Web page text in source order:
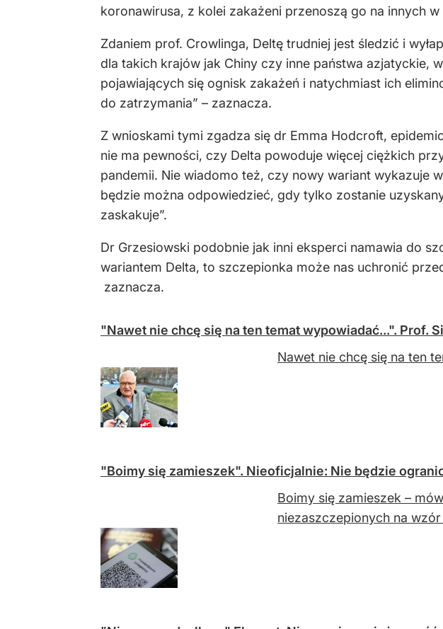
koronawirusa, z kolei zakażeni przenoszą go na innych
Zdaniem prof. Crowlinga, Deltę trudniej jest śledzić i
dla takich krajów jak Chiny czy inne państwa azjatyckie,
pojawiających się ognisk zakażeń i natychmiast ich
do zatrzymania” – zaznacza.
Z wnioskami tymi zgadza się dr Emma Hodcroft,
nie ma pewności, czy Delta powoduje więcej ciężkich
pandemii. Nie wiadomo też, czy nowy wariant wykazuje
będzie można odpowiedzieć, gdy tylko zostanie
zaskakuje”.
Dr Grzesiowski podobnie jak inni eksperci namawia do
wariantem Delta, to szczepionka może nas uchronić
zaznacza.
"Nawet nie chcę się na ten temat wypowiadać...". Prof.
Nawet nie chcę się na ten
"Boimy się zamieszek". Nieoficjalnie: Nie będzie
Boimy się zamieszek –
niezaszczepionych na wzór